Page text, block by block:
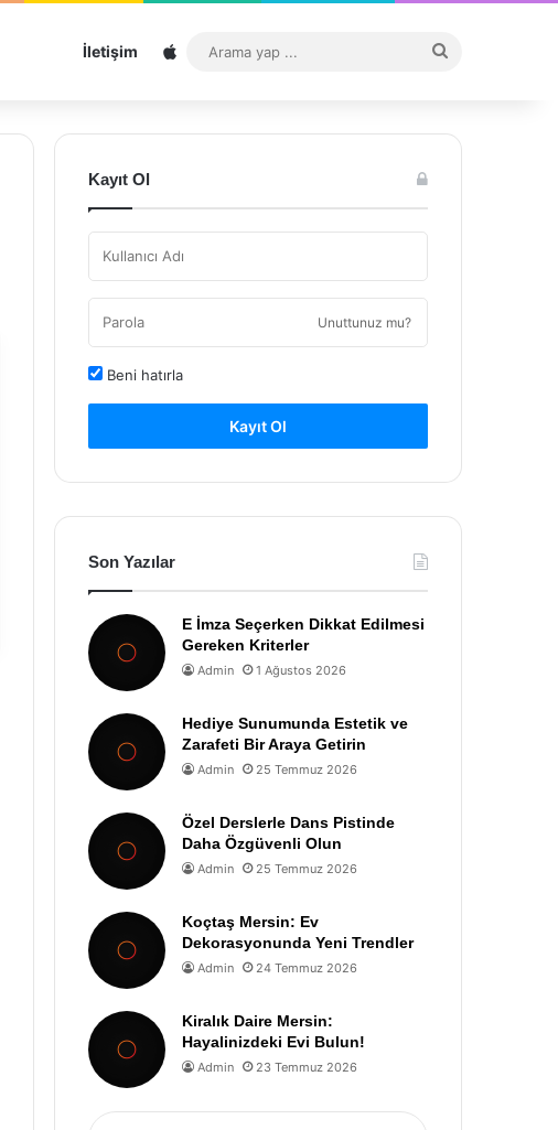
İletişim Sitemap
...
Kayıt Ol
Unuttunuz mu?
Beni hatırla
Kayıt Ol
Son Yazılar
E İmza Seçerken Dikkat Edilmesi
Gereken Kriterler
Admin 1 Ağustos 2026
Hediye Sunumunda Estetik ve
Zarafeti Bir Araya Getirin
Admin 25 Temmuz 2026
Özel Derslerle Dans Pistinde
Daha Özgüvenli Olun
Admin 25 Temmuz 2026
Koçtaş Mersin: Ev
Dekorasyonunda Yeni Trendler
Admin 24 Temmuz 2026
Kiralık Daire Mersin:
Hayalinizdeki Evi Bulun!
Admin 23 Temmuz 2026